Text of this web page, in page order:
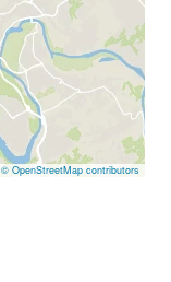
© OpenStreetMap contributors